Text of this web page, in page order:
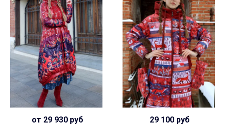
от 29 930 руб 29 100 руб